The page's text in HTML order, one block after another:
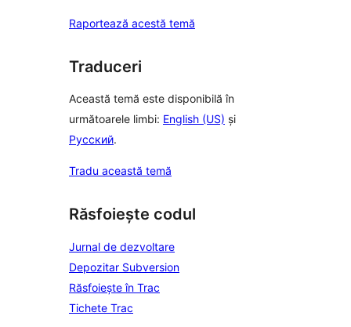
Raportează acestă temă
Traduceri
Această temă este disponibilă în
următoarele limbi: English (US) și
Русский.
Tradu această temă
Răsfoiește codul
Jurnal de dezvoltare
Depozitar Subversion
Răsfoiește în Trac
Tichete Trac